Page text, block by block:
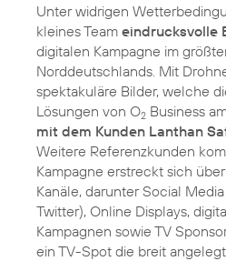
Unter widrigen
kleines Team eindrucksvolle
digitalen Kampagne im
Norddeutschlands. Mit
spektakuläre Bilder, welche
Lösungen von O2 Business
mit dem Kunden Lanthan
Weitere Referenzkunden
Kampagne erstreckt sich
Kanäle, darunter Social
Twitter), Online Displays,
Kampagnen sowie TV
ein TV-Spot die breit